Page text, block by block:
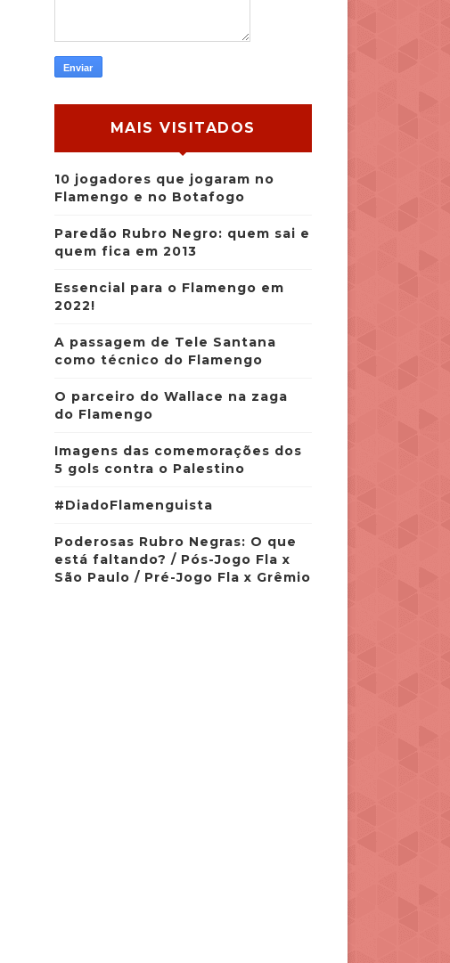
MAIS VISITADOS
10 jogadores que jogaram no
Flamengo e no Botafogo
Paredão Rubro Negro: quem sai e
quem fica em 2013
Essencial para o Flamengo em
2022!
A passagem de Tele Santana
como técnico do Flamengo
O parceiro do Wallace na zaga
do Flamengo
Imagens das comemorações dos
5 gols contra o Palestino
#DiadoFlamenguista
Poderosas Rubro Negras: O que
está faltando? / Pós-Jogo Fla x
São Paulo / Pré-Jogo Fla x Grêmio